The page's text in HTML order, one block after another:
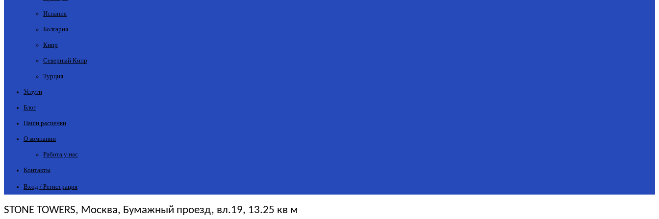
Испания
Болгария
Кипр
Северный Кипр
Турция
Услуги
Блог
Наши расценки
О компании
Работа у нас
Контакты
Вход / Регистрация
STONE TOWERS, Москва, Бумажный проезд, вл.19, 13.25 кв м